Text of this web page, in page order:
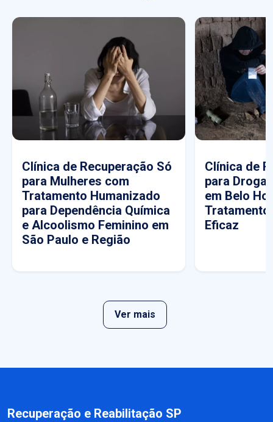
Clínica de Recuperação Só
para Mulheres com
Tratamento Humanizado
para Dependência Química
e Alcoolismo Feminino em
São Paulo e Região
Clínica de
para
em Belo
Tratamento
Eficaz
Ver mais
Recuperação e Reabilitação SP